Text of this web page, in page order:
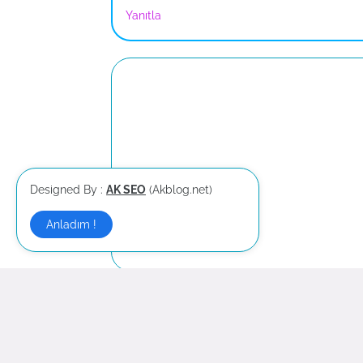
Yanıtla
Designed By : AK SEO (Akblog.net)
Anladım !